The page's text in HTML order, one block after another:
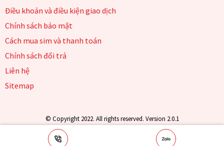
Điều khoản và điều kiện giao dịch
Chính sách bảo mật
Cách mua sim và thanh toán
Chính sách đổi trả
Liên hệ
Sitemap
© Copyright 2022. All rights reserved. Version 2.0.1